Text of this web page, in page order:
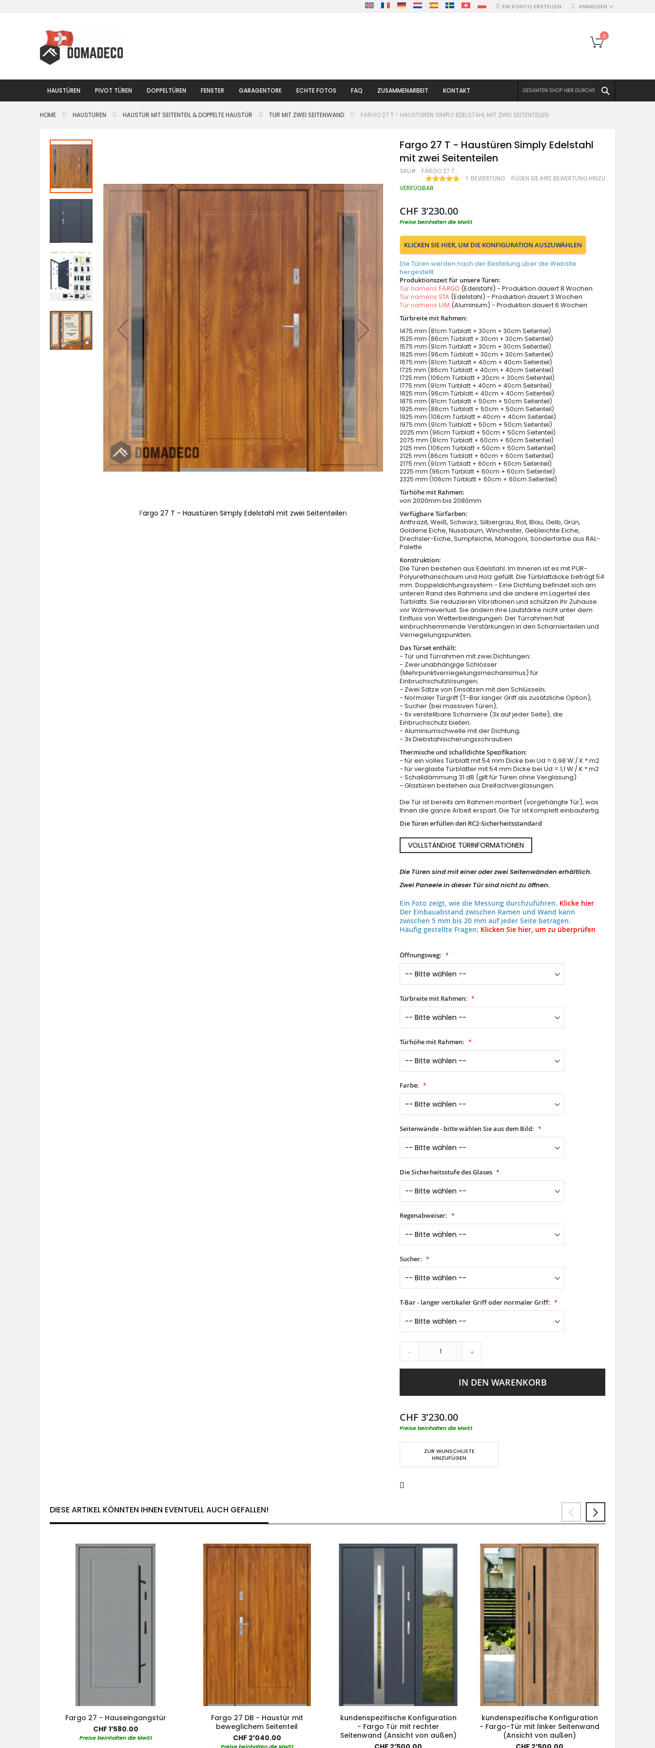
Inhalt
ANMELDEN
EIN KONTO ERSTELLEN
Mein
0
HAUSTÜREN PIVOT TÜREN DOPPELTÜREN FENSTER GARAGENTORE ECHTE FOTOS FAQ ZUSAMMENARBEIT KONTAKT
HOME HAUSTÜREN HAUSTÜR MIT SEITENTEIL & DOPPELTE HAUSTÜR TÜR MIT ZWEI SEITENWAND FARGO 27 T - HAUSTÜREN SIMPLY EDELSTAHL MIT ZWEI SEITENTEILEN
Zum
Ende
Bildgalerie
springen
Fargo 27 T - Haustüren Simply Edelstahl mit zwei Seitenteilen Fargo 27 T - Haustüren Simply Edelstahl mit zwei
Fargo 27 T - Haustüren Simply Edelstahl
mit zwei Seitenteilen
SKU FARGO 27 T
BEWERTUNG:
100
% OF 100
1 BEWERTUNG FÜGEN SIE IHRE BEWERTUNG HINZU
VERFÜGBAR
CHF 3’230.00
Preise beinhalten die MwSt
KLICKEN SIE HIER, UM DIE KONFIGURATION AUSZUWÄHLEN
Die Türen werden nach der Bestellung über die Website
hergestellt
Produktionszeit für unsere Türen:
Tür namens FARGO (Edelstahl) - Produktion dauert 8 Wochen
Tür namensSTA (Edelstahl) - Produktion dauert 3 Wochen
Tür namens LIM (Aluminium) - Produktion dauert 6 Wochen
Türbreite mit Rahmen:
1475 mm (81cm Türblatt + 30cm + 30cm Seitenteil)
1525 mm (86cm Türblatt + 30cm + 30cm Seitenteil)
1575 mm (91cm Türblatt + 30cm + 30cm Seitenteil)
1625 mm (96cm Türblatt + 30cm + 30cm Seitenteil)
1675 mm (81cm Türblatt + 40cm + 40cm Seitenteil)
1725 mm (86cm Türblatt + 40cm + 40cm Seitenteil)
1725 mm (106cm Türblatt + 30cm + 30cm Seitenteil)
1775 mm (91cm Türblatt + 40cm + 40cm Seitenteil)
1825 mm (96cm Türblatt + 40cm + 40cm Seitenteil)
1875 mm (81cm Türblatt + 50cm + 50cm Seitenteil)
1925 mm (86cm Türblatt + 50cm + 50cm Seitenteil)
1925 mm (106cm Türblatt + 40cm + 40cm Seitenteil)
1975 mm (91cm Türblatt + 50cm + 50cm Seitenteil)
2025 mm (96cm Türblatt + 50cm + 50cm Seitenteil)
2075 mm (81cm Türblatt + 60cm + 60cm Seitenteil)
2125 mm (106cm Türblatt + 50cm + 50cm Seitenteil)
2125 mm (86cm Türblatt + 60cm + 60cm Seitenteil)
2175 mm (91cm Türblatt + 60cm + 60cm Seitenteil)
2225 mm (96cm Türblatt + 60cm + 60cm Seitenteil)
2325 mm (106cm Türblatt + 60cm + 60cm Seitenteil)
Türhöhe mit Rahmen:
von 2000mm bis 2080mm
Verfügbare Türfarben:
Anthrazit, Weiß, Schwarz, Silbergrau, Rot, Blau, Gelb, Grün,
Goldene Eiche, Nussbaum, Winchester, Gebleichte Eiche,
Drechsler-Eiche, Sumpfeiche, Mahagoni, Sonderfarbe aus RAL-
Palette
Konstruktion:
Die Türen bestehen aus Edelstahl. Im Inneren ist es mit PUR-
Polyurethanschaum und Holz gefüllt. Die Türblattdicke beträgt 54
mm. Doppeldichtungssystem - Eine Dichtung befindet sich am
unteren Rand des Rahmens und die andere im Lagerteil des
Türblatts. Sie reduzieren Vibrationen und schützen Ihr Zuhause
vor Wärmeverlust. Sie ändern ihre Lautstärke nicht unter dem
Einfluss von Wetterbedingungen. Der Türrahmen hat
einbruchhemmende Verstärkungen in den Scharnierteilen und
Verriegelungspunkten.
Das Türset enthält:
- Tür und Türrahmen mit zwei Dichtungen;
- Zwei unabhängige Schlösser
(Mehrpunktverriegelungsmechanismus) für
Einbruchschutzlösungen;
- Zwei Sätze von Einsätzen mit den Schlüsseln;
- Normaler Türgriff (T-Bar langer Griff als zusätzliche Option);
- Sucher (bei massiven Türen);
- 6x verstellbare Scharniere (3x auf jeder Seite), die
Einbruchschutz bieten;
- Aluminiumschwelle mit der Dichtung;
- 3x Diebstahlsicherungsschrauben.
Thermische und schalldichte Spezifikation:
- für ein volles Türblatt mit 54 mm Dicke bei Ud = 0,98 W / K * m2
- für verglaste Türblätter mit 54 mm Dicke bei Ud = 1,1 W / K * m2
- Schalldämmung 31 dB (gilt für Türen ohne Verglasung)
- Glastüren bestehen aus Dreifachverglasungen.
Die Tür ist bereits am Rahmen montiert (vorgehängte Tür), was
Ihnen die ganze Arbeit erspart. Die Tür ist komplett einbaufertig.
Die Türen erfüllen den RC2-Sicherheitsstandard
VOLLSTÄNDIGE TÜRINFORMATIONEN
Die Türen sind mit einer oder zwei Seitenwänden erhältlich.
Zwei Paneele in dieser Tür sind nicht zu öffnen.
Ein Foto zeigt, wie die Messung durchzuführen. Klicke hier
Der Einbauabstand zwischen Ramen und Wand kann
zwischen 5 mm bis 20 mm auf jeder Seite betragen.
Häufig gestellte Fragen: Klicken Sie hier, um zu überprüfen
Öffnungsweg:
Türbreite mit Rahmen:
Türhöhe mit Rahmen:
Farbe:
Seitenwände - bitte wählen Sie aus dem Bild:
Die Sicherheitsstufe des Glases
Regenabweiser:
Sucher:
T-Bar - langer vertikaler Griff oder normaler Griff:
- +
IN DEN WARENKORB
CHF 3’230.00
Preise beinhalten die MwSt
ZUR WUNSCHLISTE
HINZUFÜGEN
DIESE ARTIKEL KÖNNTEN IHNEN EVENTUELL AUCH GEFALLEN!
Fargo 27 - Hauseingangstür
CHF 1’580.00
Preise beinhalten die MwSt
Fargo 27 DB - Haustür mit
beweglichem Seitenteil
CHF 2’040.00
Preise beinhalten die MwSt
kundenspezifische Konfiguration
- Fargo Tür mit rechter
Seitenwand (Ansicht von außen)
kundenspezifische Konfiguration
- Fargo-Tür mit linker Seitenwand
(Ansicht von außen)